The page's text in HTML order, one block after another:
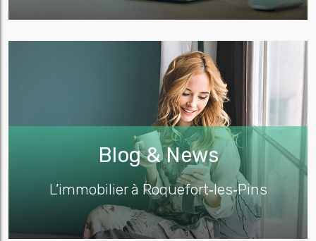
Blog & News
L’immobilier à Roquefort‑les‑Pins